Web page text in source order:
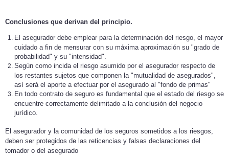
Conclusiones que derivan del principio.
El asegurador debe emplear para la determinación del riesgo, el mayor
cuidado a fin de mensurar con su máxima aproximación su "grado de
probabilidad" y su "intensidad".
Según como incida el riesgo asumido por el asegurador respecto de
los restantes sujetos que componen la "mutualidad de asegurados",
así será el aporte a efectuar por el asegurado al "fondo de primas"
En todo contrato de seguro es fundamental que el estado del riesgo se
encuentre correctamente delimitado a la conclusión del negocio
jurídico.
El asegurador y la comunidad de los seguros sometidos a los riesgos,
deben ser protegidos de las reticencias y falsas declaraciones del
tomador o del asegurado